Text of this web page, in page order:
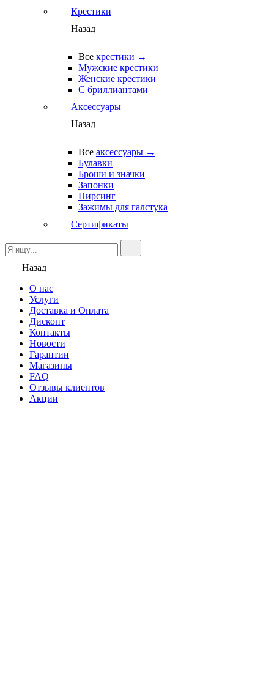
Крестики
Назад
Все крестики →
Мужские крестики
Женские крестики
С бриллиантами
Аксессуары
Назад
Все аксессуары →
Булавки
Броши и значки
Запонки
Пирсинг
Зажимы для галстука
Сертификаты
Назад
О нас
Услуги
Доставка и Оплата
Дисконт
Контакты
Новости
Гарантии
Магазины
FAQ
Отзывы клиентов
Акции